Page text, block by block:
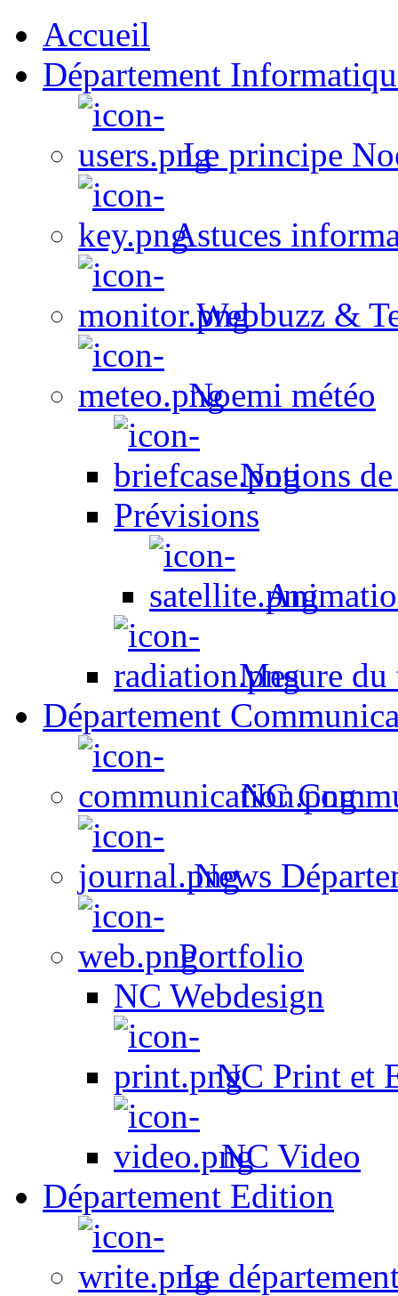
Accueil
Département
Le principe
Astuces
Webbuzz &
Noemi météo
Notions
Prévisions
Mesure du
Département
NC
News
Portfolio
NC Webdesign
NC Print et
NC Video
Département Edition
Le